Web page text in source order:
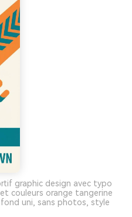
graphic design avec typo
couleurs orange tangerine
uni, sans photos, style